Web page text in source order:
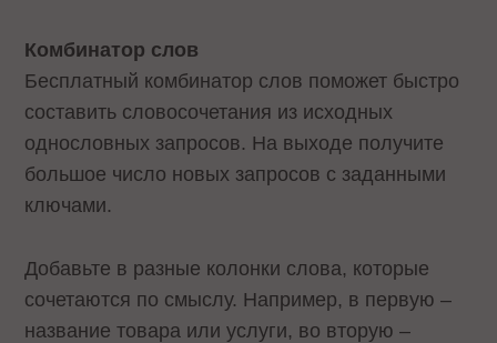
Комбинатор слов
Бесплатный комбинатор слов поможет быстро
составить словосочетания из исходных
однословных запросов. На выходе получите
большое число новых запросов с заданными
ключами.
Добавьте в разные колонки слова, которые
сочетаются по смыслу. Например, в первую –
название товара или услуги, во вторую –